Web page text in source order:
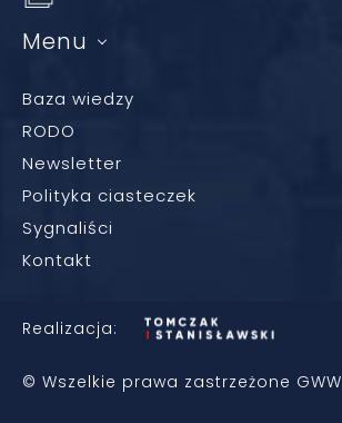
Menu
Baza wiedzy
RODO
Newsletter
Polityka ciasteczek
Sygnaliści
Kontakt
Realizacja:
© Wszelkie prawa zastrzeżone GWW